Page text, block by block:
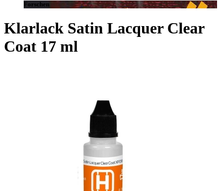
Forschen
Klarlack Satin Lacquer Clear
Coat 17 ml